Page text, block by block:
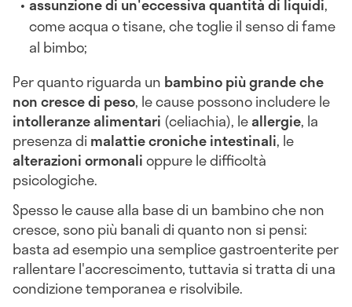
assunzione di un'eccessiva quantità di liquidi,
come acqua o tisane, che toglie il senso di fame
al bimbo;
Per quanto riguarda un bambino più grande che
non cresce di peso, le cause possono includere le
intolleranze alimentari (celiachia), leallergie, la
presenza di malattie croniche intestinali, le
alterazioni ormonalioppure le difficoltà
psicologiche.
Spesso le cause alla base di un bambino che non
cresce, sono più banali di quanto non si pensi:
basta ad esempio una semplice gastroenterite per
rallentare l'accrescimento, tuttavia si tratta di una
condizione temporanea e risolvibile.